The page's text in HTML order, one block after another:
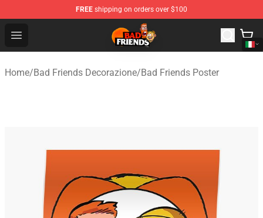
FREE shipping on orders over $100
Open menu
Bad Friends Shop - Official Bad Friends Merchandise
Home/Bad Friends Decorazione/Bad Friends Poster